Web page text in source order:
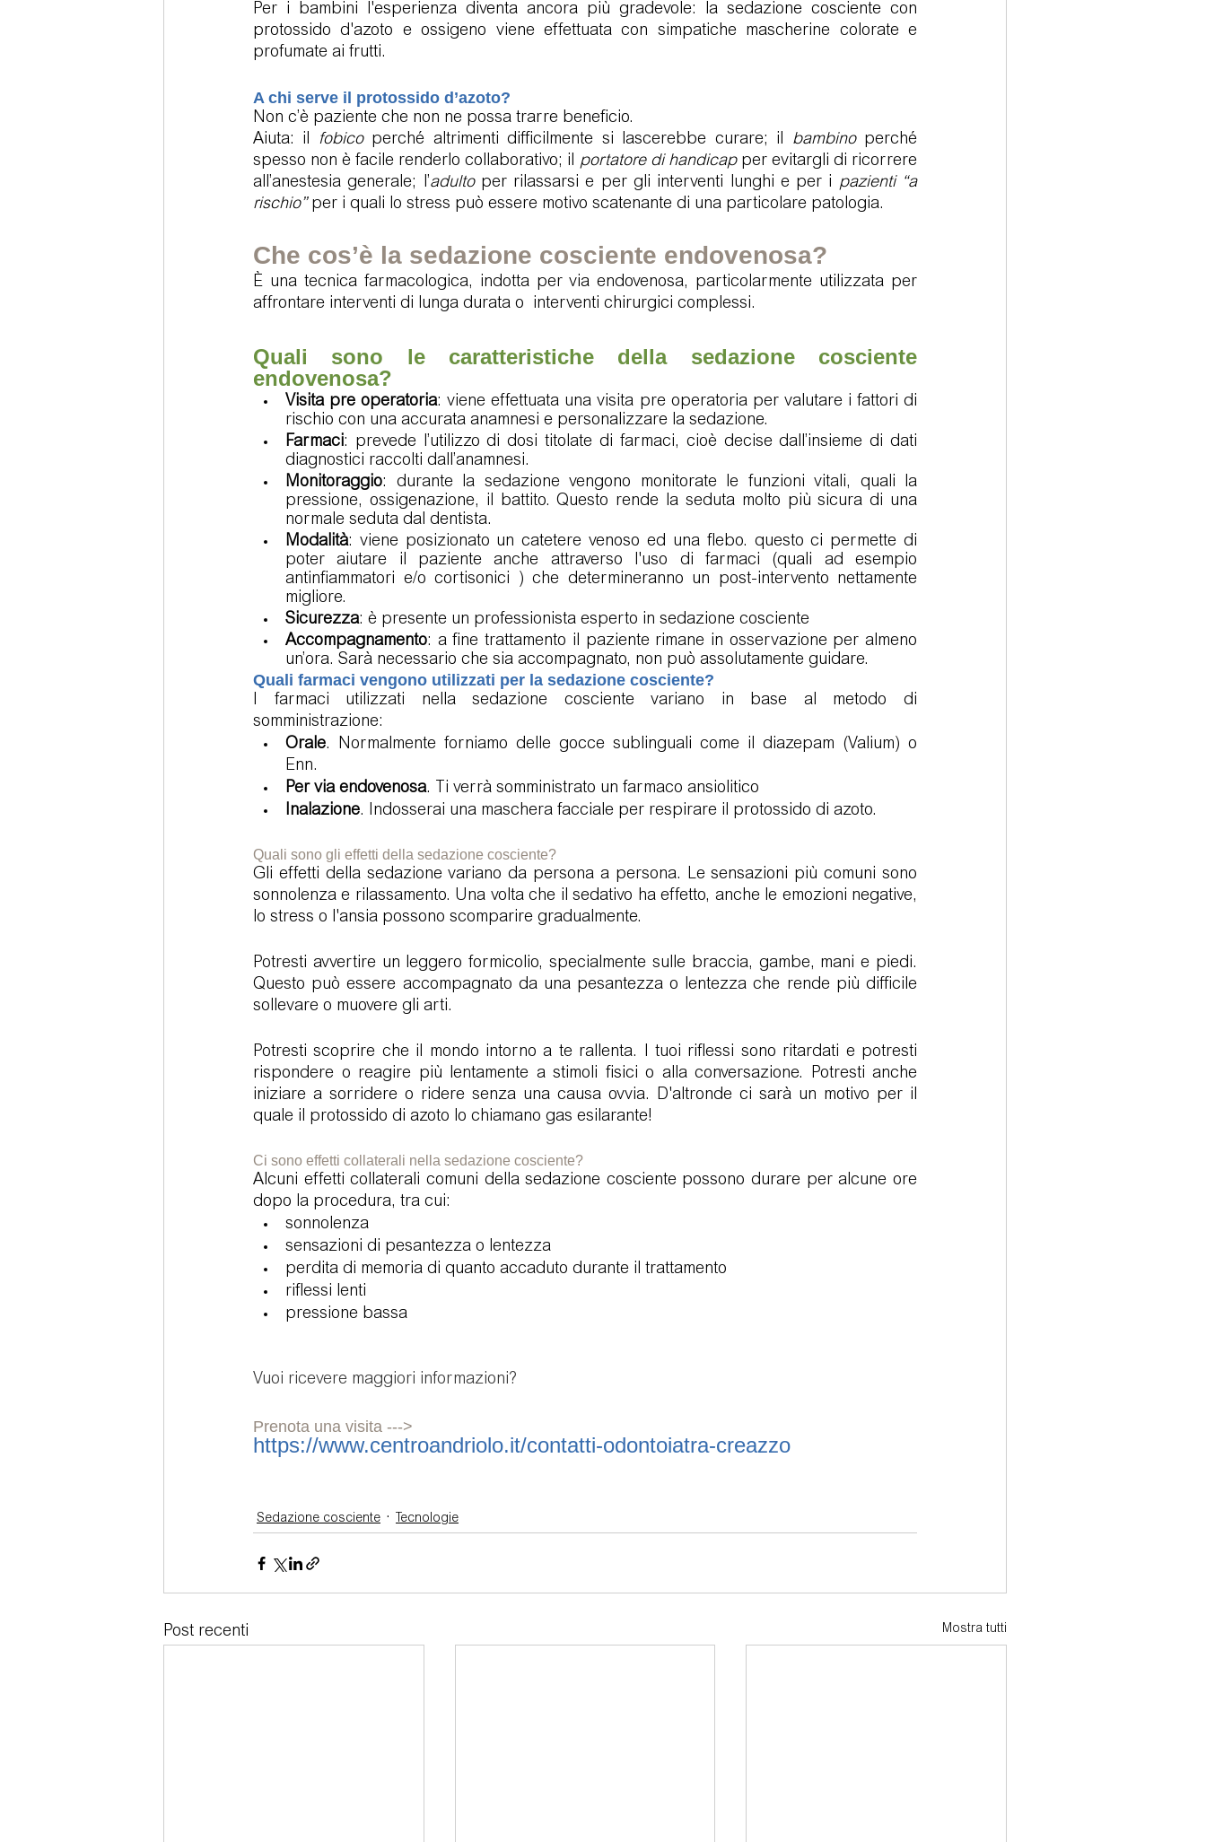
Per i bambini l'esperienza diventa ancora più gradevole: la sedazione cosciente con
protossido d'azoto e ossigeno viene effettuata con simpatiche mascherine colorate e
profumate ai frutti.
A chi serve il protossido d’azoto?
Non c’è paziente che non ne possa trarre beneficio.
Aiuta: il fobico perché altrimenti difficilmente si lascerebbe curare; il bambino perché
spesso non è facile renderlo collaborativo; il portatore di handicap per evitargli di ricorrere
all’anestesia generale; l’adulto per rilassarsi e per gli interventi lunghi e per i pazienti “a
rischio” per i quali lo stress può essere motivo scatenante di una particolare patologia.
Che cos’è la sedazione cosciente endovenosa?
È una tecnica farmacologica, indotta per via endovenosa, particolarmente utilizzata per
affrontare interventi di lunga durata o  interventi chirurgici complessi.
Quali sono le caratteristiche della sedazione cosciente
endovenosa?
Visita pre operatoria: viene effettuata una visita pre operatoria per valutare i fattori di
rischio con una accurata anamnesi e personalizzare la sedazione.
Farmaci: prevede l’utilizzo di dosi titolate di farmaci, cioè decise dall’insieme di dati
diagnostici raccolti dall’anamnesi.
Monitoraggio: durante la sedazione vengono monitorate le funzioni vitali, quali la
pressione, ossigenazione, il battito. Questo rende la seduta molto più sicura di una
normale seduta dal dentista.
Modalità: viene posizionato un catetere venoso ed una flebo. questo ci permette di
poter aiutare il paziente anche attraverso l'uso di farmaci (quali ad esempio
antinfiammatori e/o cortisonici ) che determineranno un post-intervento nettamente
migliore.
Sicurezza: è presente un professionista esperto in sedazione cosciente
Accompagnamento: a fine trattamento il paziente rimane in osservazione per almeno
un’ora. Sarà necessario che sia accompagnato, non può assolutamente guidare.
Quali farmaci vengono utilizzati per la sedazione cosciente?
I farmaci utilizzati nella sedazione cosciente variano in base al metodo di
somministrazione:
Orale. Normalmente forniamo delle gocce sublinguali come il diazepam (Valium) o
Enn.
Per via endovenosa. Ti verrà somministrato un farmaco ansiolitico
Inalazione. Indosserai una maschera facciale per respirare il protossido di azoto.
Quali sono gli effetti della sedazione cosciente?
Gli effetti della sedazione variano da persona a persona. Le sensazioni più comuni sono
sonnolenza e rilassamento. Una volta che il sedativo ha effetto, anche le emozioni negative,
lo stress o l'ansia possono scomparire gradualmente.
Potresti avvertire un leggero formicolio, specialmente sulle braccia, gambe, mani e piedi.
Questo può essere accompagnato da una pesantezza o lentezza che rende più difficile
sollevare o muovere gli arti.
Potresti scoprire che il mondo intorno a te rallenta. I tuoi riflessi sono ritardati e potresti
rispondere o reagire più lentamente a stimoli fisici o alla conversazione. Potresti anche
iniziare a sorridere o ridere senza una causa ovvia. D'altronde ci sarà un motivo per il
quale il protossido di azoto lo chiamano gas esilarante!
Ci sono effetti collaterali nella sedazione cosciente?
Alcuni effetti collaterali comuni della sedazione cosciente possono durare per alcune ore
dopo la procedura, tra cui:
sonnolenza
sensazioni di pesantezza o lentezza
perdita di memoria di quanto accaduto durante il trattamento
riflessi lenti
pressione bassa
Vuoi ricevere maggiori informazioni?
Prenota una visita --->
https://www.centroandriolo.it/contatti-odontoiatra-creazzo
Sedazione cosciente Tecnologie
Post recenti Mostra tutti